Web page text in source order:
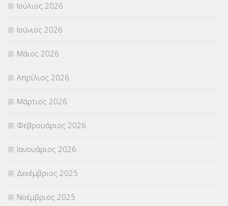
ΠΑΝΕΛΛΑΔΙΚΕΣ ΕΞΕΤΑΣΕΙΣ
ΠΡΟΚΗΡΥΞΕΙΣ
ΣΕΜΙΝΑΡΙΑ – ΗΜΕΡΙΔΕΣ
ΣΕΠ(50)
ΣΤΕΛΕΧΗ (360)
ΣΥΜΒΟΥΛΕΥΤΙΚΟΣ ΣΤΑΘΜΟΣ ΝΕΩΝ
ΣΥΝΤΑΞΕΙΣ(12)
ΣΧΟΛΙΚΟΙ ΣΥΜΒΟΥΛΟΙ
ΥΠΕΡΑΡΙΘΜΟΙ(1)
Ιούλιος 2026
Ιούνιος 2026
Μάιος 2026
Απρίλιος 2026
Μάρτιος 2026
Φεβρουάριος 2026
Ιανουάριος 2026
Δεκέμβριος 2025
Νοέμβριος 2025